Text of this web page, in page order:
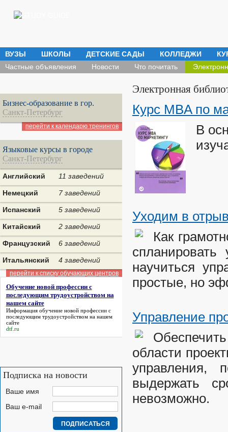
ВУЗЫ ШКОЛЫ ДЕТСКИЕ САДЫ КОЛЛЕДЖИ
Частные объявления
Новости Что почитать
Электронная
Курс MBA по
В
Уходим в
Как
научиться
простые, но
Управление
области
управления,
выдержать
невозможно.
Бизнес-образование в гор.
Санкт-Петербург
перейти к календарю тренингов
Языковые курсы в городе
Санкт-Петербург
Английский 11 заведений
Немецкий 7 заведений
Испанский 5 заведений
Китайский 2 заведений
Французский 6 заведений
Итальянский 4 заведений
перейти к списку обучающих центров
Обучение новой профессии с
последующим трудоустройством на
нашем сайте
Информация обучение новой профессии с
последующим трудоустройством на нашем
сайте
dtf.ru
Подписка на новости
Ваше имя
Ваш e-mail